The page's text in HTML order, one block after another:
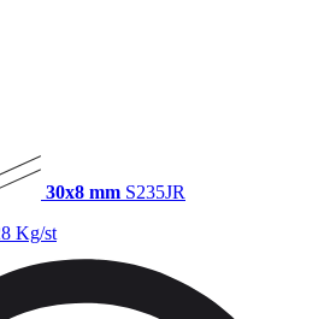
30x8 mm S235JR
Kg/st